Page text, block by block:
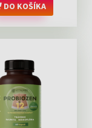
DO KOŠÍKA